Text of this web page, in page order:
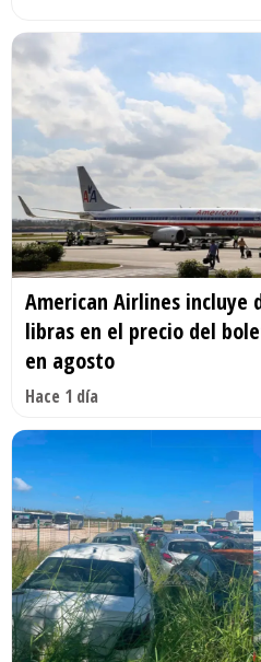
American Airlines incluye
libras en el precio del
en agosto
Hace 1 día